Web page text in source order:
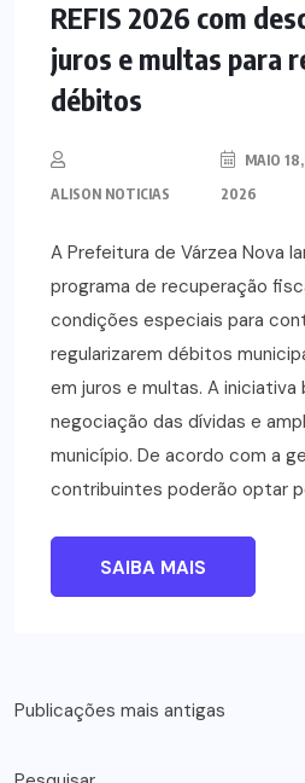
REFIS 2026 com
juros e multas para
débitos
ALISON NOTICIAS
MAIO 18,
2026
A Prefeitura de Várzea Nova
programa de recuperação
condições especiais para
regularizarem débitos
em juros e multas. A iniciativa
negociação das dívidas e
município. De acordo com a
contribuintes poderão optar
SAIBA MAIS
Navegação
Publicações mais antigas